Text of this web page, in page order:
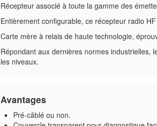
Récepteur associé à toute la gamme des
Entièrement configurable, ce récepteur radio
Carte mère à relais de haute technologie,
Répondant aux dernières normes industrielles,
les niveaux.
Avantages
Pré-câblé ou non.